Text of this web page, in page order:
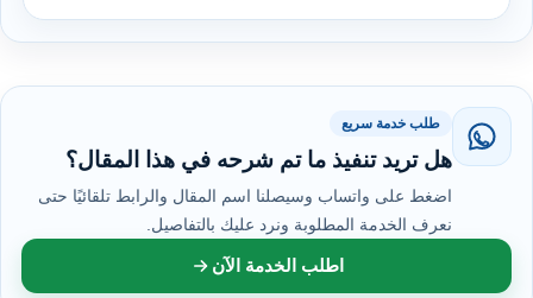
طلب خدمة سريع
هل تريد تنفيذ ما تم شرحه في هذا المقال؟
اضغط على واتساب وسيصلنا اسم المقال والرابط تلقائيًا حتى
نعرف الخدمة المطلوبة ونرد عليك بالتفاصيل.
اطلب الخدمة الآن